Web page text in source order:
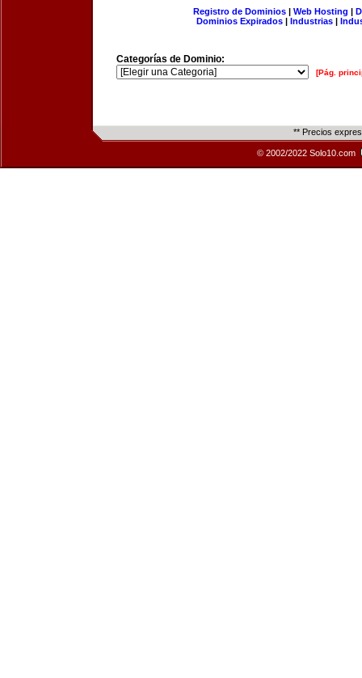
Registro de Dominios| Web Hosting |
Dominios Expirados | Industrias |
Categorías de Dominio:
[Pág.
** Precios
© 2002/2022 Solo10.com